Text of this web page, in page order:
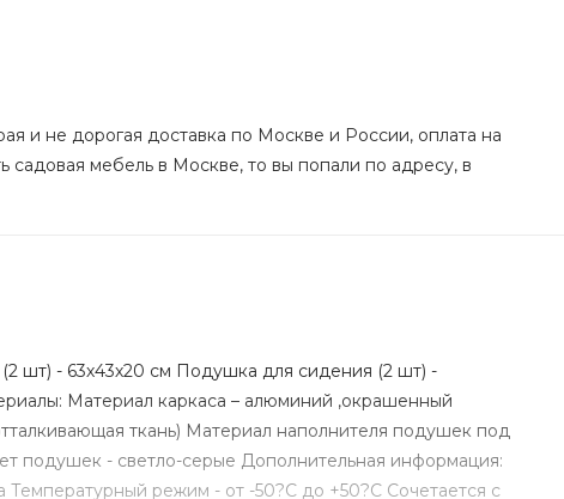
и не дорогая доставка по Москве и России, оплата на
садовая мебель в Москве, то вы попали по адресу, в
шт) - 63х43х20 см Подушка для сидения (2 шт) -
Материал каркаса – алюминий ,окрашенный
ткань) Материал наполнителя подушек под
подушек - светло-серые Дополнительная информация:
режим - от -50?C до +50?C Сочетается с